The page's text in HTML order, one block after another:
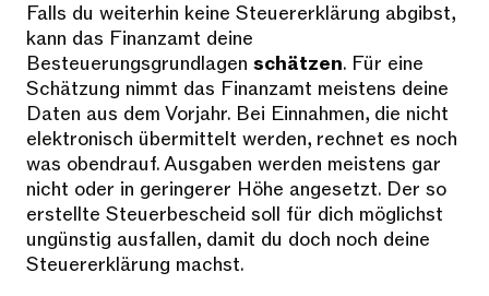
Falls du weiterhin keine Steuererklärung abgibst,
kann das Finanzamt deine
Besteuerungsgrundlagen schätzen. Für eine
Schätzung nimmt das Finanzamt meistens deine
Daten aus dem Vorjahr. Bei Einnahmen, die nicht
elektronisch übermittelt werden, rechnet es noch
was obendrauf. Ausgaben werden meistens gar
nicht oder in geringerer Höhe angesetzt. Der so
erstellte Steuerbescheid soll für dich möglichst
ungünstig ausfallen, damit du doch noch deine
Steuererklärung machst.